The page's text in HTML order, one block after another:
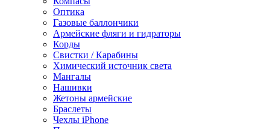
Оптика
Газовые баллончики
Армейские фляги и гидраторы
Корды
Свистки / Карабины
Химический источник света
Мангалы
Нашивки
Жетоны армейские
Браслеты
Чехлы iPhone